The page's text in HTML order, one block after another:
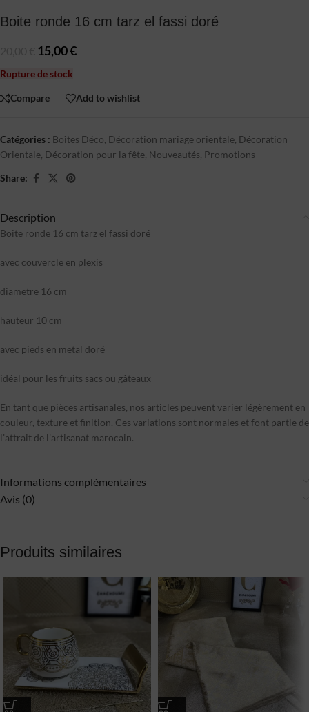
Boite ronde 16 cm tarz el fassi doré
15,00€
Rupture de stock
Compare Add to wishlist
Catégories : Boîtes Déco, Décoration mariage orientale, Décoration
Orientale, Décoration pour la fête, Nouveautés, Promotions
Share:
Description
Boite ronde 16 cm tarz el fassi doré
avec couvercle en plexis
diametre 16 cm
hauteur 10 cm
avec pieds en metal doré
idéal pour les fruits sacs ou gâteaux
En tant que pièces artisanales, nos articles peuvent varier légèrement en
couleur, texture et finition. Ces variations sont normales et font partie de
l’attrait de l’artisanat marocain.
Informations complémentaires
Avis (0)
Produits similaires